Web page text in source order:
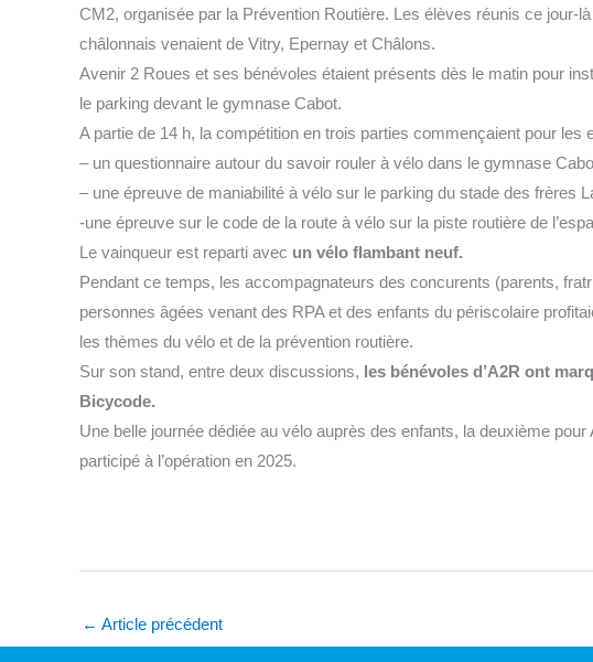
CM2, organisée par la Prévention Routière. Les élèves réunis ce jour-
châlonnais venaient de Vitry, Epernay et Châlons.
Avenir 2 Roues et ses bénévoles étaient présents dès le matin pour
le parking devant le gymnase Cabot.
A partie de 14 h, la compétition en trois parties commençaient pour les
– un questionnaire autour du savoir rouler à vélo dans le gymnase
– une épreuve de maniabilité à vélo sur le parking du stade des frères
-une épreuve sur le code de la route à vélo sur la piste routière de
Le vainqueur est reparti avec un vélo flambant neuf.
Pendant ce temps, les accompagnateurs des concurents (parents,
personnes âgées venant des RPA et des enfants du périscolaire
les thèmes du vélo et de la prévention routière.
Sur son stand, entre deux discussions, les bénévoles d’A2R ont
Bicycode.
Une belle journée dédiée au vélo auprès des enfants, la deuxième pour
participé à l’opération en 2025.
← Article précédent